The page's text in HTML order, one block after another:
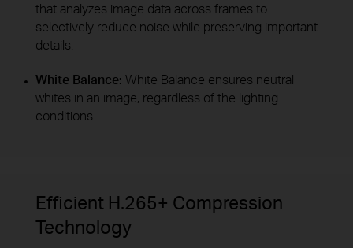
that analyzes image data across frames to
selectively reduce noise while preserving important
details.
White Balance: White Balance ensures neutral
whites in an image, regardless of the lighting
conditions.
Efficient H.265+ Compression
Technology